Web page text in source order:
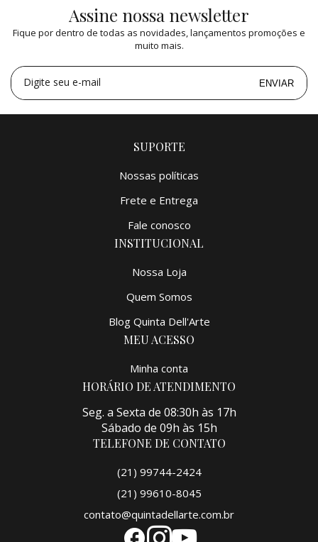
deR$ 999,50=R$ 1.999,00
3x deR$ 666,27 =R$ 1.998,81
R$ 399,80
Assine nossa newsletter
Fique por dentro de todas as novidades, lançamentos promoções e
muito mais.
Digite seu e-mail ENVIAR
SUPORTE
Nossas políticas
Frete e Entrega
Fale conosco
INSTITUCIONAL
Nossa Loja
Quem Somos
Blog Quinta Dell'Arte
MEU ACESSO
Minha conta
HORÁRIO DE ATENDIMENTO
Seg. a Sexta de 08:30h às 17h
Sábado de 09h às 15h
TELEFONE DE CONTATO
(21) 99744-2424
(21) 99610-8045
contato@quintadellarte.com.br